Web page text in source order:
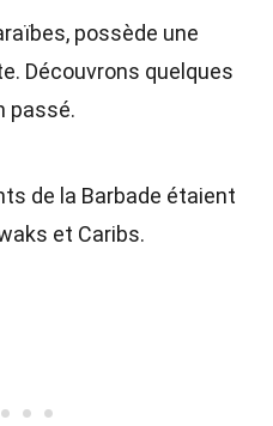
possède une
Découvrons quelques
passé.
de la Barbade étaient
et Caribs.